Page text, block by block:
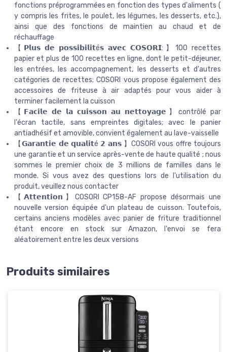
fonctions préprogrammées en fonction des types d'aliments (
y compris les frites, le poulet, les légumes, les desserts, etc.),
ainsi que des fonctions de maintien au chaud et de
réchauffage
【𝗣𝗹𝘂𝘀 𝗱𝗲 𝗽𝗼𝘀𝘀𝗶𝗯𝗶𝗹𝗶𝘁é𝘀 𝗮𝘃𝗲𝗰 𝗖𝗢𝗦𝗢𝗥𝗜:】100 recettes
papier et plus de 100 recettes en ligne, dont le petit-déjeuner,
les entrées, les accompagnement, les desserts et d'autres
catégories de recettes; COSORI vous propose également des
accessoires de friteuse à air adaptés pour vous aider à
terminer facilement la cuisson
【𝗙𝗮𝗰𝗶𝗹𝗲 𝗱𝗲 𝗹𝗮 𝗰𝘂𝗶𝘀𝘀𝗼𝗻 𝗮𝘂 𝗻𝗲𝘁𝘁𝗼𝘆𝗮𝗴𝗲】contrôlé par
l'écran tactile, sans empreintes digitales; avec le panier
antiadhésif et amovible, convient également au lave-vaisselle
【𝗚𝗮𝗿𝗮𝗻𝘁𝗶𝗲 𝗱𝗲 𝗾𝘂𝗮𝗹𝗶𝘁é 𝟮 𝗮𝗻𝘀 】COSORI vous offre toujours
une garantie et un service après-vente de haute qualité ; nous
sommes le premier choix de 3 millions de familles dans le
monde. Si vous avez des questions lors de l'utilisation du
produit, veuillez nous contacter
【𝗔𝘁𝘁𝗲𝗻𝘁𝗶𝗼𝗻】COSORI CP158-AF propose désormais une
nouvelle version équipée d'un plateau de cuisson. Toutefois,
certains anciens modèles avec panier de friture traditionnel
étant encore en stock sur Amazon, l'envoi se fera
aléatoirement entre les deux versions
Produits similaires